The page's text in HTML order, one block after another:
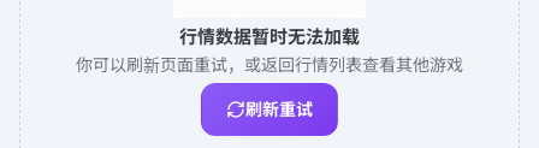
行情数据暂时无法加载
你可以刷新页面重试，或返回行情列表查看其他游戏
刷新重试